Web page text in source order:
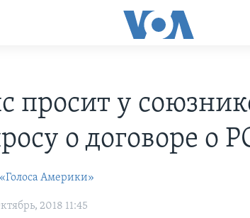
просит у
о договоре о
Америки»
2018 11:45